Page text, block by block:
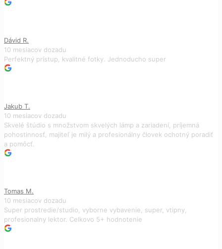
Dávid R.
10 mesiacov dozadu
Perfektný prístup, kvalitné fotky. Jednoducho super
Jakub T.
10 mesiacov dozadu
Skvelé štúdio s množstvom skvelých lámp a zariadení, príjemná
pohostinnosť, majiteľ je milý a profesionálny človek ochotný poradiť
a pomôcť.
Tomas M.
10 mesiacov dozadu
Super prostredie/studio, vyborne vybavenie, super, vtipny,
profesionalny lektor. Celkovo 5+ hodnotenie